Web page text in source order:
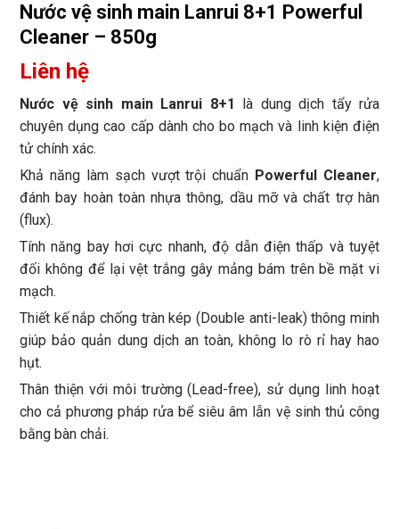
Nước vệ sinh main Lanrui 8+1 Powerful
Cleaner – 850g
Liên hệ
Nước vệ sinh main Lanrui 8+1
là dung dịch tẩy rửa
chuyên dụng cao cấp dành cho bo mạch và linh kiện điện
tử chính xác.
Khả năng làm sạch vượt trội chuẩn Powerful Cleaner,
đánh bay hoàn toàn nhựa thông, dầu mỡ và chất trợ hàn
(flux).
Tính năng bay hơi cực nhanh, độ dẫn điện thấp và tuyệt
đối không để lại vệt trắng gây mảng bám trên bề mặt vi
mạch.
Thiết kế nắp chống tràn kép (Double anti-leak) thông minh
giúp bảo quản dung dịch an toàn, không lo rò rỉ hay hao
hụt.
Thân thiện với môi trường (Lead-free), sử dụng linh hoạt
cho cả phương pháp rửa bể siêu âm lẫn vệ sinh thủ công
bằng bàn chải.